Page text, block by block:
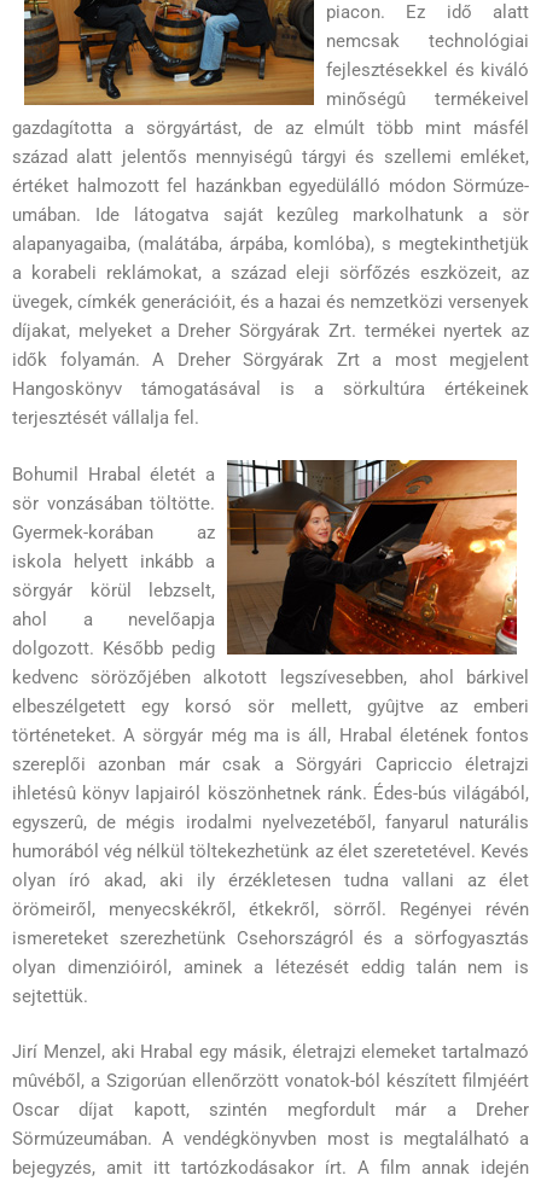
piacon. Ez idő alatt
nemcsak technológiai
fejlesztésekkel és kiváló
minőségû termékeivel
gazdagította a sörgyártást, de az elmúlt több mint másfél
század alatt jelentős mennyiségû tárgyi és szellemi emléket,
értéket halmozott fel hazánkban egyedülálló módon Sörmúze-
umában. Ide látogatva saját kezûleg markolhatunk a sör
alapanyagaiba, (malátába, árpába, komlóba), s megtekinthetjük
a korabeli reklámokat, a század eleji sörfőzés eszközeit, az
üvegek, címkék generációit, és a hazai és nemzetközi versenyek
díjakat, melyeket a Dreher Sörgyárak Zrt. termékei nyertek az
idők folyamán. A Dreher Sörgyárak Zrt a most megjelent
Hangoskönyv támogatásával is a sörkultúra értékeinek
terjesztését vállalja fel.
Bohumil Hrabal életét a
sör vonzásában töltötte.
Gyermek-korában az
iskola helyett inkább a
sörgyár körül lebzselt,
ahol a nevelőapja
dolgozott. Később pedig
kedvenc sörözőjében alkotott legszívesebben, ahol bárkivel
elbeszélgetett egy korsó sör mellett, gyûjtve az emberi
történeteket. A sörgyár még ma is áll, Hrabal életének fontos
szereplői azonban már csak a Sörgyári Capriccio életrajzi
ihletésû könyv lapjairól köszönhetnek ránk. Édes-bús világából,
egyszerû, de mégis irodalmi nyelvezetéből, fanyarul naturális
humorából vég nélkül töltekezhetünk az élet szeretetével. Kevés
olyan író akad, aki ily érzékletesen tudna vallani az élet
örömeiről, menyecskékről, étkekről, sörről. Regényei révén
ismereteket szerezhetünk Csehországról és a sörfogyasztás
olyan dimenzióiról, aminek a létezését eddig talán nem is
sejtettük.
Jirí Menzel, aki Hrabal egy másik, életrajzi elemeket tartalmazó
mûvéből, a Szigorúan ellenőrzött vonatok-ból készített filmjéért
Oscar díjat kapott, szintén megfordult már a Dreher
Sörmúzeumában. A vendégkönyvben most is megtalálható a
bejegyzés, amit itt tartózkodásakor írt. A film annak idején